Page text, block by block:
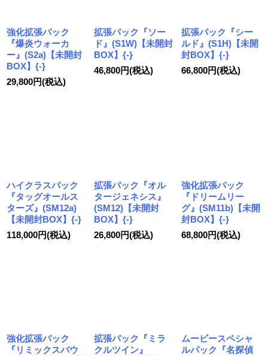
強化拡張パック
『爆炎ウォーカ
ー』(S2a)【未開封
BOX】{-}
29,800円(税込)
拡張パック『ソー
ド』(S1W)【未開封
BOX】{-}
46,800円(税込)
拡張パック『シー
ルド』(S1H)【未開
封BOX】{-}
66,800円(税込)
ハイクラスパック
『タッグオールス
ターズ』(SM12a)
【未開封BOX】{-}
118,000円(税込)
拡張パック『オル
タージェネシス』
(SM12)【未開封
BOX】{-}
26,800円(税込)
強化拡張パック
『ドリームリー
グ』(SM11b)【未開
封BOX】{-}
68,800円(税込)
強化拡張パック
『リミックスバウ
拡張パック『ミラ
クルツイン』
ムービースペシャ
ルパック『名探偵